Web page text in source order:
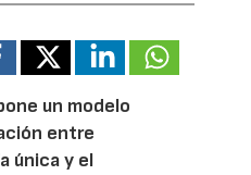
un modelo
entre
única y el